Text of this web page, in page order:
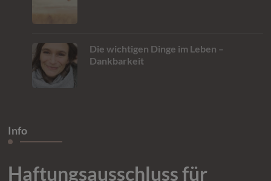
Die wichtigen Dinge im Leben –
Dankbarkeit
Info
Haftungsausschluss für